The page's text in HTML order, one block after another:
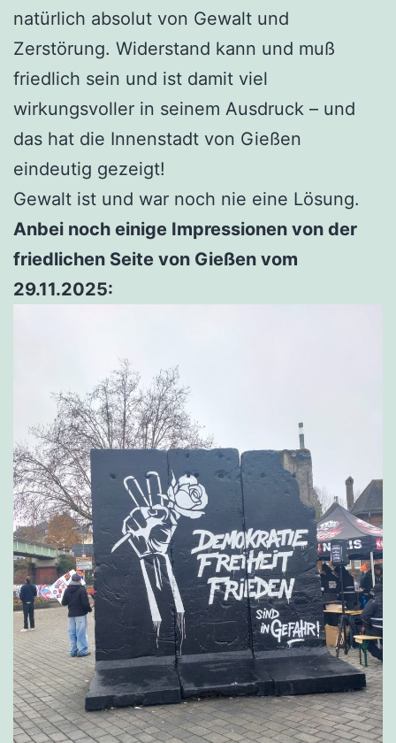
natürlich absolut von Gewalt und
Zerstörung. Widerstand kann und muß
friedlich sein und ist damit viel
wirkungsvoller in seinem Ausdruck – und
das hat die Innenstadt von Gießen
eindeutig gezeigt!
Gewalt ist und war noch nie eine Lösung.
Anbei noch einige Impressionen von der
friedlichen Seite von Gießen vom
29.11.2025: